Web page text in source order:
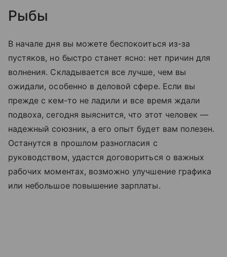
Рыбы
В начале дня вы можете беспокоиться из-за
пустяков, но быстро станет ясно: нет причин для
волнения. Складывается все лучше, чем вы
ожидали, особенно в деловой сфере. Если вы
прежде с кем-то не ладили и все время ждали
подвоха, сегодня выяснится, что этот человек —
надежный союзник, а его опыт будет вам полезен.
Останутся в прошлом разногласия с
руководством, удастся договориться о важных
рабочих моментах, возможно улучшение графика
или небольшое повышение зарплаты.